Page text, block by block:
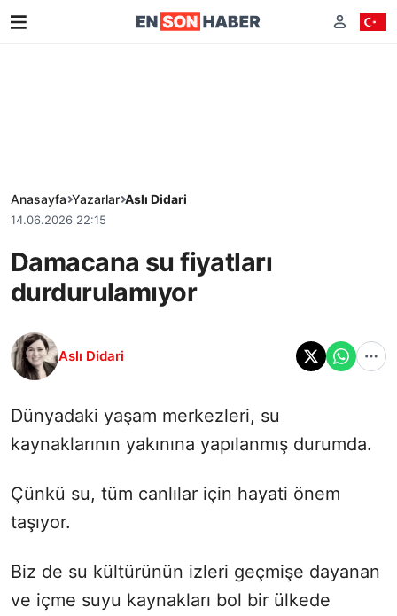
Anasayfa Yazarlar Aslı Didari
14.06.2026 22:15
Damacana su fiyatları
durdurulamıyor
Aslı Didari
Dünyadaki yaşam merkezleri, su
kaynaklarının yakınına yapılanmış durumda.
Çünkü su, tüm canlılar için hayati önem
taşıyor.
Biz de su kültürünün izleri geçmişe dayanan
ve içme suyu kaynakları bol bir ülkede